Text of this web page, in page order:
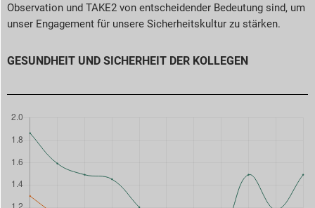
Observation und TAKE2 von entscheidender Bedeutung sind, um
unser Engagement für unsere Sicherheitskultur zu stärken.
GESUNDHEIT UND SICHERHEIT DER KOLLEGEN